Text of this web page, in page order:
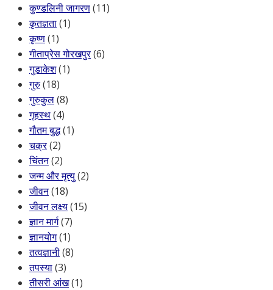
कुण्डलिनी जागरण(11)
कृतज्ञता(1)
कृष्ण(1)
गीताप्रेस गोरखपुर(6)
गुडाकेश(1)
गुरु(18)
गुरुकुल(8)
गृहस्थ(4)
गौतम बुद्ध(1)
चक्र(2)
चिंतन(2)
जन्म और मृत्यु(2)
जीवन(18)
जीवन लक्ष्य(15)
ज्ञान मार्ग(7)
ज्ञानयोग(1)
तत्वज्ञानी(8)
तपस्या(3)
तीसरी आंख(1)